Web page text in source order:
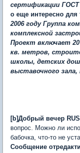
сертификации
о еще интересно для
2006 году Группа
комплексной
Проект включает
кв. метров,
школы, детских
выставочного зала,
[b]Добрый вечер
вопрос. Можно ли
бабочка, что-то не
Сообщение